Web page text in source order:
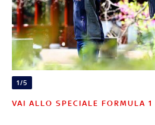
1/5
VAI ALLO SPECIALE FORMULA 1